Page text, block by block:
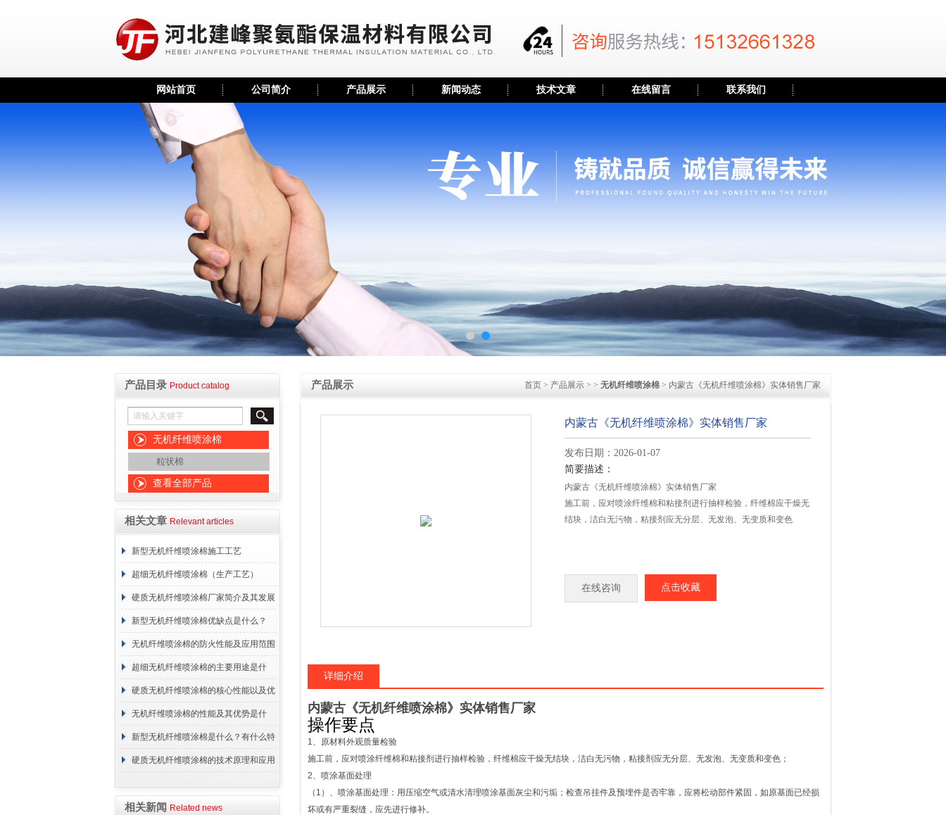
网站首页 公司简介 产品展示 新闻动态 技术文章 在线留言 联系我们
产品目录 Product catalog
无机纤维喷涂棉
粒状棉
查看全部产品
相关文章 Relevant articles
新型无机纤维喷涂棉施工工艺
超细无机纤维喷涂棉（生产工艺）
硬质无机纤维喷涂棉厂家简介及其发展
概述
新型无机纤维喷涂棉优缺点是什么？
无机纤维喷涂棉的防火性能及应用范围
超细无机纤维喷涂棉的主要用途是什
么？
硬质无机纤维喷涂棉的核心性能以及优
点介绍
无机纤维喷涂棉的性能及其优势是什
么？
新型无机纤维喷涂棉是什么？有什么特
点？
硬质无机纤维喷涂棉的技术原理和应用
相关新闻 Related news
产品展示 首页 > 产品展示 > > 无机纤维喷涂棉 > 内蒙古《无机纤维喷涂棉》实体销售厂家
内蒙古《无机纤维喷涂棉》实体销售厂家
发布日期：2026-01-07
简要描述：
内蒙古《无机纤维喷涂棉》实体销售厂家
施工前，应对喷涂纤维棉和粘接剂进行抽样检验，纤维棉应干燥无
结块，洁白无污物，粘接剂应无分层、无发泡、无变质和变色
在线咨询 点击收藏
详细介绍
内蒙古《无机纤维喷涂棉》实体销售厂家
操作要点
1、原材料外观质量检验
施工前，应对喷涂纤维棉和粘接剂进行抽样检验，纤维棉应干燥无结块，洁白无污物，粘接剂应无分层、无发泡、无变质和变色；
2、喷涂基面处理
（ 1 ）、喷涂基面处理：用压缩空气或清水清理喷涂基面灰尘和污垢；检查吊挂件及预埋件是否牢靠，应将松动部件紧固，如原基面已经损
坏或有严重裂缝，应先进行修补。